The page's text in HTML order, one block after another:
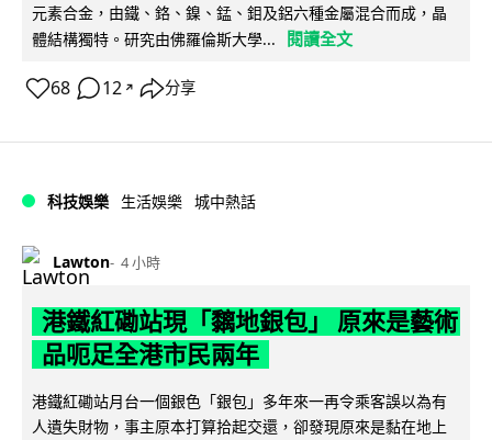
元素合金，由鐵、鉻、鎳、錳、鉬及鋁六種金屬混合而成，晶
體結構獨特。研究由佛羅倫斯大學...
閱讀全文
68 12 ↗ 分享
科技娛樂 生活娛樂 城中熱話
Lawton 4 小時
港鐵紅磡站現「黐地銀包」 原來是藝術
品呃足全港市民兩年
港鐵紅磡站月台一個銀色「銀包」多年來一再令乘客誤以為有
人遺失財物，事主原本打算拾起交還，卻發現原來是黏在地上